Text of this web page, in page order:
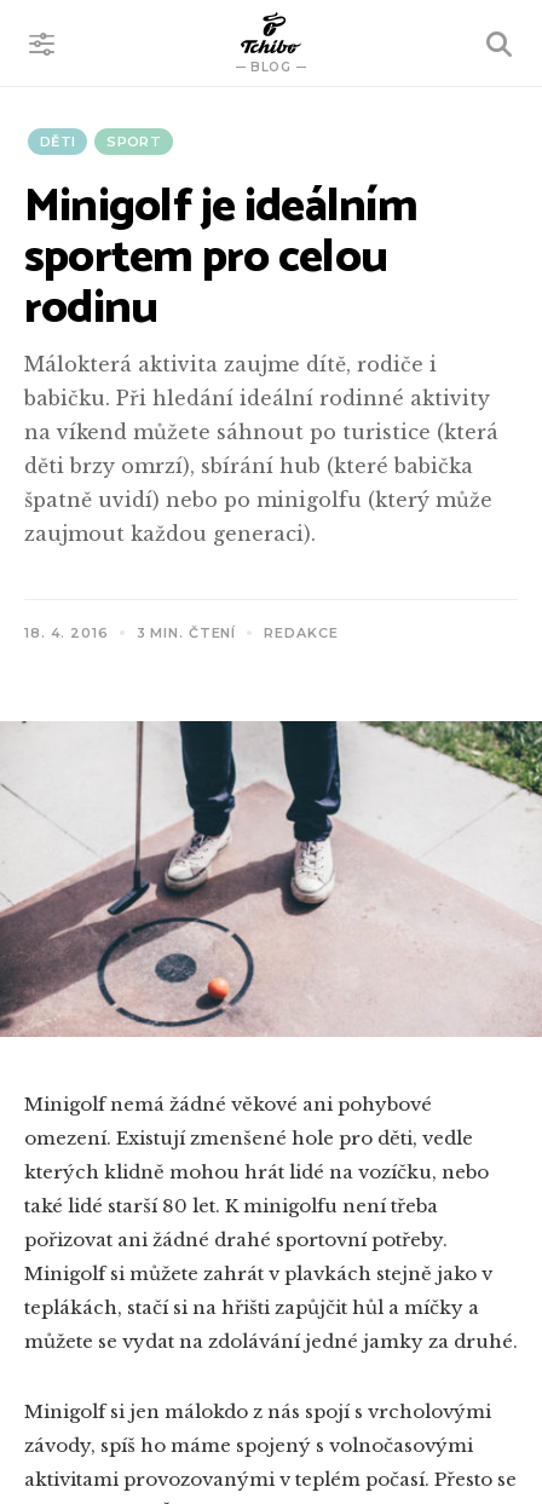
BLOG
VYHLEDÁVÁNÍ
DĚTI SPORT
Minigolf je ideálním
sportem pro celou
rodinu
Málokterá aktivita zaujme dítě, rodiče i
babičku. Při hledání ideální rodinné aktivity
na víkend můžete sáhnout po turistice (která
děti brzy omrzí), sbírání hub (které babička
špatně uvidí) nebo po minigolfu (který může
zaujmout každou generaci).
18. 4. 2016 3 MIN. ČTENÍ REDAKCE
Minigolf nemá žádné věkové ani pohybové
omezení. Existují zmenšené hole pro děti, vedle
kterých klidně mohou hrát lidé na vozíčku, nebo
také lidé starší 80 let. K minigolfu není třeba
pořizovat ani žádné drahé sportovní potřeby.
Minigolf si můžete zahrát v plavkách stejně jako v
teplákách, stačí si na hřišti zapůjčit hůl a míčky a
můžete se vydat na zdolávání jedné jamky za druhé.
Minigolf si jen málokdo z nás spojí s vrcholovými
závody, spíš ho máme spojený s volnočasovými
aktivitami provozovanými v teplém počasí. Přesto se